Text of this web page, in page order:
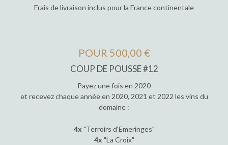
Frais de livraison inclus pour la France continentale
POUR 500,00 €
COUP DE POUSSE #12
Payez une fois en 2020
et recevez chaque année en 2020, 2021 et 2022 les vins du
domaine :
4x "Terroirs d'Emeringes"
4x "La Croix"